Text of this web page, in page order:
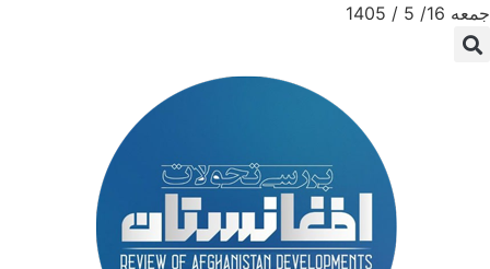
جمعه 16/ 5 / 1405